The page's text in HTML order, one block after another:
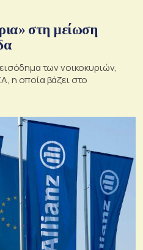
στη μείωση
των νοικοκυριών,
η οποία βάζει στο